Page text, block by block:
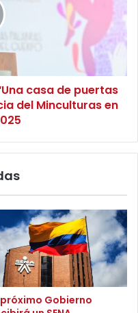
casa de puertas
del Minculturas en
próximo Gobierno